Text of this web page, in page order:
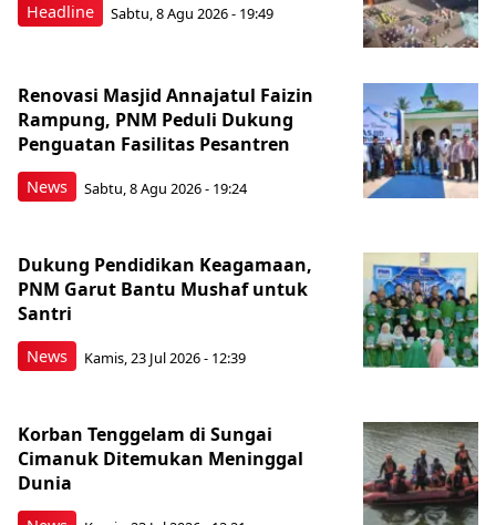
Headline Sabtu, 8 Agu 2026 - 19:49
News
Renovasi Masjid Annajatul Faizin
Rampung, PNM Peduli Dukung
Penguatan Fasilitas Pesantren
Sabtu, 8 Agu 2026 - 19:24
News
Dukung Pendidikan Keagamaan,
PNM Garut Bantu Mushaf untuk
Santri
Kamis, 23 Jul 2026 - 12:39
Korban Tenggelam di Sungai
Cimanuk Ditemukan Meninggal
Dunia